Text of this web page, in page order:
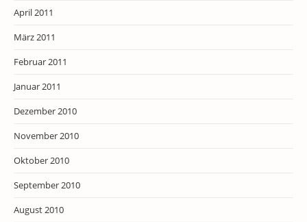
April 2011
März 2011
Februar 2011
Januar 2011
Dezember 2010
November 2010
Oktober 2010
September 2010
August 2010